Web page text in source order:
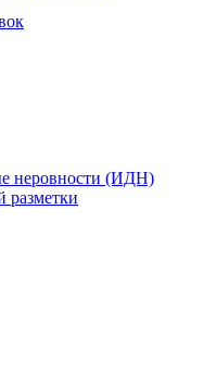
неровности (ИДН)
разметки